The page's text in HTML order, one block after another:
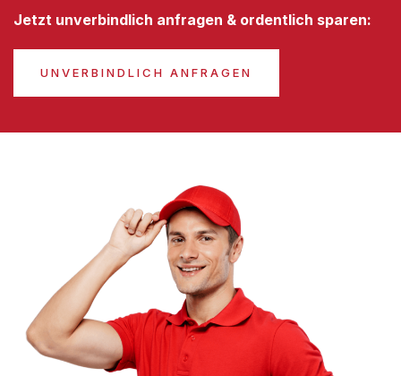
Jetzt unverbindlich anfragen & ordentlich sparen:
UNVERBINDLICH ANFRAGEN